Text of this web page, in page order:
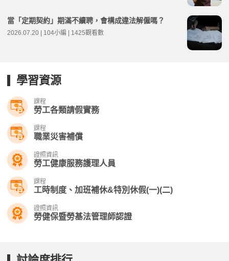
當「定期契約」期滿不續聘，會構成違法解僱嗎？
2026.07.20 | 104小編 | 1425觀看數
學習資源
課程
勞工各類請假實務
課程
職業災害補償
證照資訊
勞工健康服務護理人員
課程
工時制度、加班補休&特別休假(一)(二)
證照資訊
勞健保暨勞基法管理師認證